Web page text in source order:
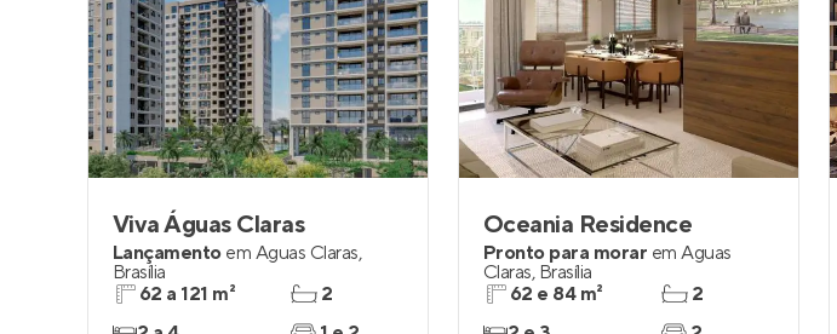
Viva Águas Claras
Lançamento em Águas Claras,
Brasília
62 a 121 m²
2
Oceania Residence
Pronto para morar em Águas
Claras, Brasília
62 e 84 m²
2